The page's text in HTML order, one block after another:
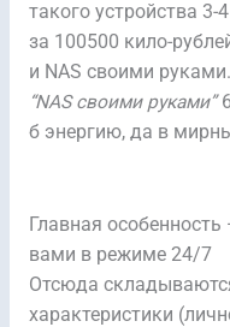
такого устройства 3-
за 100500 кило-
и NAS своими
“NAS своими руками”
б энергию, да в
Главная
вами в режиме 24/7
Отсюда
характеристики